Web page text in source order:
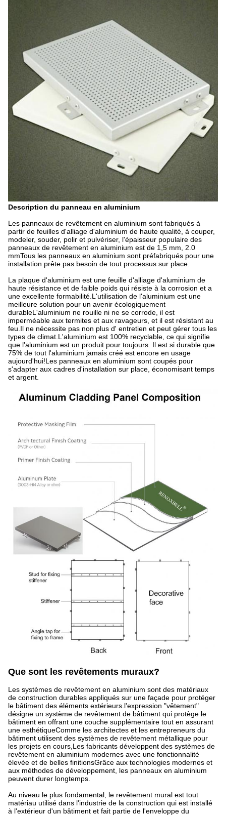
Description du panneau en aluminium
Les panneaux de revêtement en aluminium sont fabriqués à
partir de feuilles d'alliage d'aluminium de haute qualité, à couper,
modeler, souder, polir et pulvériser, l'épaisseur populaire des
panneaux de revêtement en aluminium est de 1,5 mm, 2.0
mmTous les panneaux en aluminium sont préfabriqués pour une
installation prête.pas besoin de tout processus sur place.
La plaque d'aluminium est une feuille d'alliage d'aluminium de
haute résistance et de faible poids qui résiste à la corrosion et a
une excellente formabilité.L'utilisation de l'aluminium est une
meilleure solution pour un avenir écologiquement
durableL'aluminium ne rouille ni ne se corrode, il est
imperméable aux termites et aux ravageurs, et il est résistant au
feu.Il ne nécessite pas non plus d' entretien et peut gérer tous les
types de climat.L'aluminium est 100% recyclable, ce qui signifie
que l'aluminium est un produit pour toujours. Il est si durable que
75% de tout l'aluminium jamais créé est encore en usage
aujourd'hui!Les panneaux en aluminium sont coupés pour
s'adapter aux cadres d'installation sur place, économisant temps
et argent.
Que sont les revêtements muraux?
Les systèmes de revêtement en aluminium sont des matériaux
de construction durables appliqués sur une façade pour protéger
le bâtiment des éléments extérieurs.l'expression "vêtement"
désigne un système de revêtement de bâtiment qui protège le
bâtiment en offrant une couche supplémentaire tout en assurant
une esthétiqueComme les architectes et les entrepreneurs du
bâtiment utilisent des systèmes de revêtement métallique pour
les projets en cours,Les fabricants développent des systèmes de
revêtement en aluminium modernes avec une fonctionnalité
élevée et de belles finitionsGrâce aux technologies modernes et
aux méthodes de développement, les panneaux en aluminium
peuvent durer longtemps.
Au niveau le plus fondamental, le revêtement mural est tout
matériau utilisé dans l'industrie de la construction qui est installé
à l'extérieur d'un bâtiment et fait partie de l'enveloppe du